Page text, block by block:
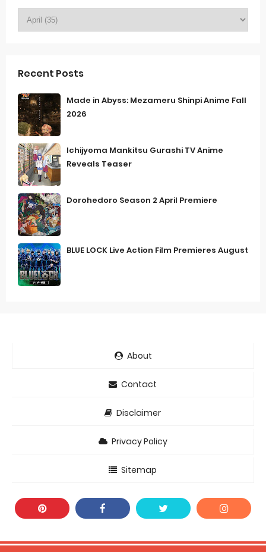
Recent Posts
Made in Abyss: Mezameru Shinpi Anime Fall
2026
Ichijyoma Mankitsu Gurashi TV Anime
Reveals Teaser
Dorohedoro Season 2 April Premiere
BLUE LOCK Live Action Film Premieres August
About
Contact
Disclaimer
Privacy Policy
Sitemap